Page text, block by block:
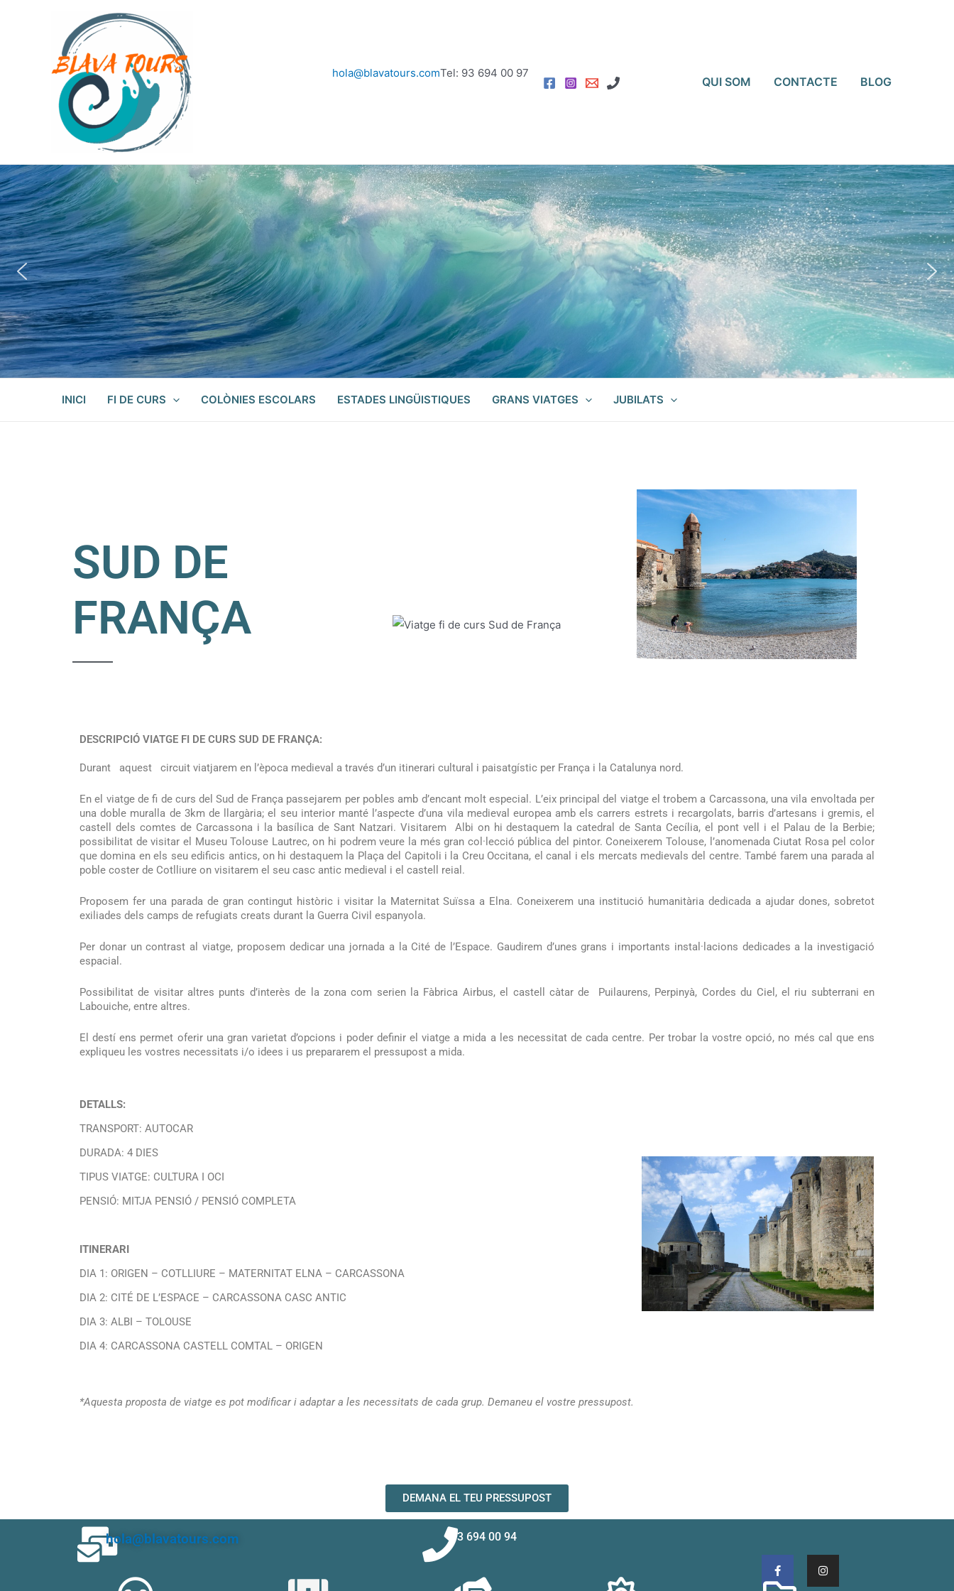
hola@blavatours.comTel: 93 694 00 97
QUI SOM CONTACTE BLOG
INICI FI DE CURS COLÒNIES ESCOLARS ESTADES LINGÜISTIQUES GRANS VIATGES JUBILATS
SUD DE
FRANÇA
DESCRIPCIÓ VIATGE FI DE CURS SUD DE FRANÇA:
Durant aquest circuit viatjarem en l’època medieval a través d’un itinerari cultural i paisatgístic per França i la Catalunya nord.
En el viatge de fi de curs del Sud de França passejarem per pobles amb d’encant molt especial. L’eix principal del viatge el trobem a Carcassona, una vila envoltada per
una doble muralla de 3km de llargària; el seu interior manté l’aspecte d’una vila medieval europea amb els carrers estrets i recargolats, barris d’artesans i gremis, el
castell dels comtes de Carcassona i la basílica de Sant Natzari. Visitarem Albi on hi destaquem la catedral de Santa Cecília, el pont vell i el Palau de la Berbie;
possibilitat de visitar el Museu Tolouse Lautrec, on hi podrem veure la més gran col·lecció pública del pintor. Coneixerem Tolouse, l’anomenada Ciutat Rosa pel color
que domina en els seu edificis antics, on hi destaquem la Plaça del Capitoli i la Creu Occitana, el canal i els mercats medievals del centre. També farem una parada al
poble coster de Cotlliure on visitarem el seu casc antic medieval i el castell reial.
Proposem fer una parada de gran contingut històric i visitar la Maternitat Suïssa a Elna. Coneixerem una institució humanitària dedicada a ajudar dones, sobretot
exiliades dels camps de refugiats creats durant la Guerra Civil espanyola.
Per donar un contrast al viatge, proposem dedicar una jornada a la Cité de l’Espace. Gaudirem d’unes grans i importants instal·lacions dedicades a la investigació
espacial.
Possibilitat de visitar altres punts d’interès de la zona com serien la Fàbrica Airbus, el castell càtar de Puilaurens, Perpinyà, Cordes du Ciel, el riu subterrani en
Labouiche, entre altres.
El destí ens permet oferir una gran varietat d’opcions i poder definir el viatge a mida a les necessitat de cada centre. Per trobar la vostre opció, no més cal que ens
expliqueu les vostres necessitats i/o idees i us prepararem el pressupost a mida.
DETALLS:
TRANSPORT: AUTOCAR
DURADA: 4 DIES
TIPUS VIATGE: CULTURA I OCI
PENSIÓ: MITJA PENSIÓ / PENSIÓ COMPLETA
ITINERARI
DIA 1: ORIGEN – COTLLIURE – MATERNITAT ELNA – CARCASSONA
DIA 2: CITÉ DE L’ESPACE – CARCASSONA CASC ANTIC
DIA 3: ALBI – TOLOUSE
DIA 4: CARCASSONA CASTELL COMTAL – ORIGEN
*Aquesta proposta de viatge es pot modificar i adaptar a les necessitats de cada grup. Demaneu el vostre pressupost.
DEMANA EL TEU PRESSUPOST
hola@blavatours.com 93 694 00 94